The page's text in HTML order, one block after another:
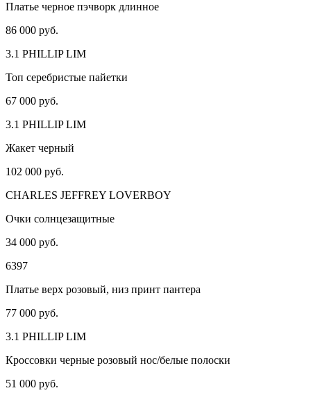
Платье черное пэчворк длинное
86 000 руб.
3.1 PHILLIP LIM
Топ серебристые пайетки
67 000 руб.
3.1 PHILLIP LIM
Жакет черный
102 000 руб.
CHARLES JEFFREY LOVERBOY
Очки солнцезащитные
34 000 руб.
6397
Платье верх розовый, низ принт пантера
77 000 руб.
3.1 PHILLIP LIM
Кроссовки черные розовый нос/белые полоски
51 000 руб.